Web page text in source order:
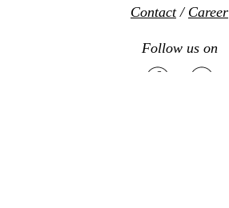
Contact/ Career
Follow us on